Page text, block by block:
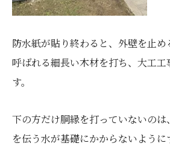
防水紙が貼り終わると、外壁を止め
呼ばれる細長い木材を打ち、大工工
す。
下の方だけ胴縁を打っていないの
を伝う水が基礎にかからないよう